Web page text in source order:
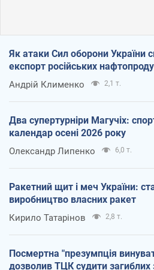
Як атаки Сил оборони України
експорт російських
Андрій Клименко 2,1 т.
Два супертурніри Магучіх:
календар осені 2026 року
Олександр Липенко 6,0 т.
Ракетний щит і меч України:
виробництво власних ракет
Кирило Татарінов 2,8 т.
Посмертна "презумпція
дозволив ТЦК судити загиблих